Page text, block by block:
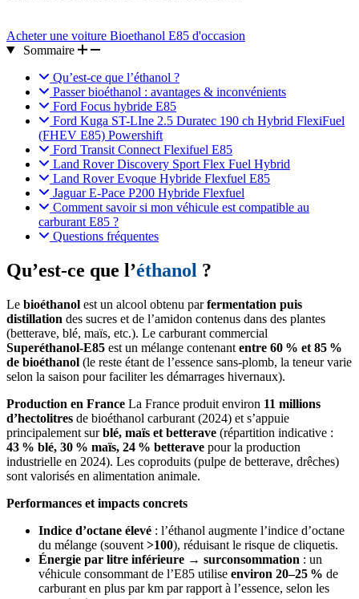
Acheter une voiture Bioethanol E85 d'occasion
Sommaire
Qu’est‑ce que l’éthanol ?
Passer bioéthanol : avantages & inconvénients
Ford Focus hybride E85
Ford Kuga ST-LIne 2.5 Duratec 190 ch Hybrid FlexiFuel
(FHEV E85) Powershift
Ford Transit Connect Flexifuel E85
Land Rover Discovery Sport Flex Fuel Hybrid
Land Rover Evoque Hybride Flexfuel E85
Jaguar E-Pace P200 Hybride Flexfuel
Comment savoir si mon véhicule est compatible au
carburant E85 ?
Questions fréquentes
Qu’est‑ce que l’éthanol ?
Le bioéthanol est un alcool obtenu parfermentation puis
distillation des sucres et de l’amidon contenus dans des plantes
(betterave, blé, maïs, etc.). Le carburant commercial
Superéthanol‑E85 est un mélange contenant entre 60 % et 85 %
de bioéthanol (le reste étant de l’essence sans‑plomb, la teneur varie
selon la saison pour faciliter les démarrages hivernaux).
Production en France La France produit environ 11 millions
d’hectolitres de bioéthanol carburant (2024) et s’appuie
principalement surblé, maïs et betterave (répartition indicative :
43 % blé, 30 % maïs, 24 % betterave pour la production
industrielle en 2024). Les coproduits (pulpe de betterave, drêches)
sont valorisés en alimentation animale.
Performances et impacts concrets
Indice d’octane élevé : l’éthanol augmente l’indice d’octane
du mélange (souvent >100), réduisant le risque de cliquetis.
Énergie par litre inférieure → surconsommation : un
véhicule consommant de l’E85 utilise environ 20–25 % de
carburant en plus par km par rapport à l’essence, selon les